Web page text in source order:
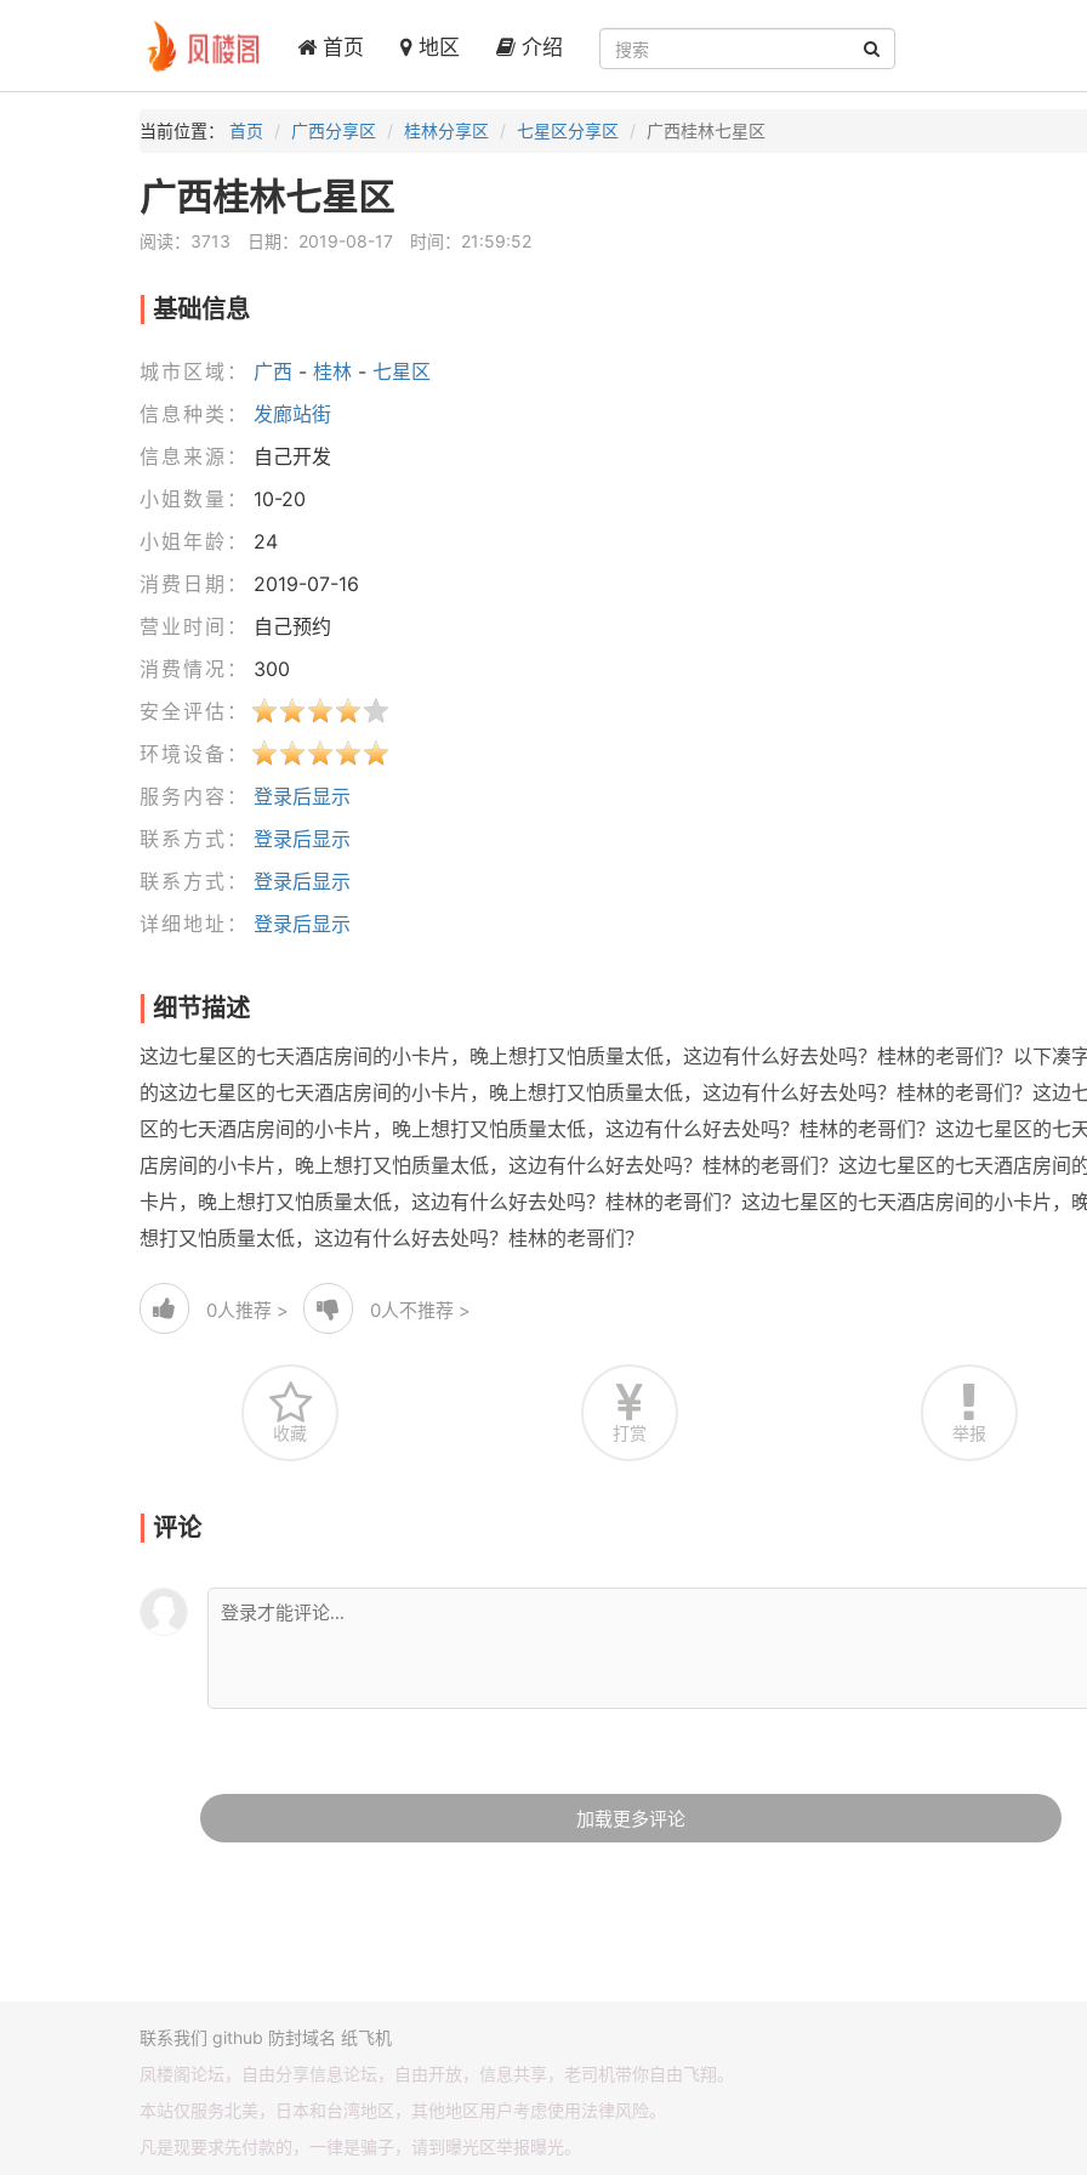
首页 地区 介绍
当前位置： 首页 广西分享区 桂林分享区 七星区分享区 广西桂林七星区
广西桂林七星区
阅读：3713 日期：2019-08-17 时间：21:59:52
基础信息
城市区域： 广西 - 桂林- 七星区
信息种类：
发廊站街
信息来源：
自己开发
小姐数量：
10-20
小姐年龄：
24
消费日期：
2019-07-16
营业时间：
自己预约
消费情况：
300
安全评估：
环境设备：
服务内容：
登录后显示
联系方式：
登录后显示
联系方式：
登录后显示
详细地址：
登录后显示
细节描述
这边七星区的七天酒店房间的小卡片，晚上想打又怕质量太低，这边有什么好去处吗？桂林的老哥们？以下凑
的这边七星区的七天酒店房间的小卡片，晚上想打又怕质量太低，这边有什么好去处吗？桂林的老哥们？这边
区的七天酒店房间的小卡片，晚上想打又怕质量太低，这边有什么好去处吗？桂林的老哥们？这边七星区的七
店房间的小卡片，晚上想打又怕质量太低，这边有什么好去处吗？桂林的老哥们？这边七星区的七天酒店房间
卡片，晚上想打又怕质量太低，这边有什么好去处吗？桂林的老哥们？这边七星区的七天酒店房间的小卡片，
想打又怕质量太低，这边有什么好去处吗？桂林的老哥们？
0人推荐 > 0人不推荐 >
收藏 打赏 举报
评论
加载更多评论
联系我们 github 防封域名 纸飞机
凤楼阁论坛，自由分享信息论坛，自由开放，信息共享，老司机带你自由飞翔。
本站仅服务北美，日本和台湾地区，其他地区用户考虑使用法律风险。
凡是现要求先付款的，一律是骗子，请到曝光区举报曝光。